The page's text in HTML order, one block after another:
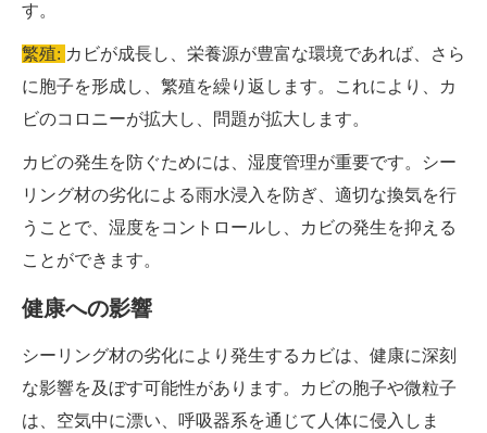
す。
繁殖: カビが成長し、栄養源が豊富な環境であれば、さら
に胞子を形成し、繁殖を繰り返します。これにより、カ
ビのコロニーが拡大し、問題が拡大します。
カビの発生を防ぐためには、湿度管理が重要です。シー
リング材の劣化による雨水浸入を防ぎ、適切な換気を行
うことで、湿度をコントロールし、カビの発生を抑える
ことができます。
健康への影響
シーリング材の劣化により発生するカビは、健康に深刻
な影響を及ぼす可能性があります。カビの胞子や微粒子
は、空気中に漂い、呼吸器系を通じて人体に侵入しま